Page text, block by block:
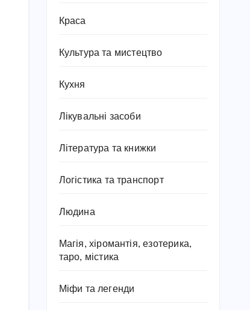
Краса
Культура та мистецтво
Кухня
Лікувальні засоби
Література та книжки
Логістика та транспорт
Людина
Магія, хіромантія, езотерика,
таро, містика
Міфи та легенди